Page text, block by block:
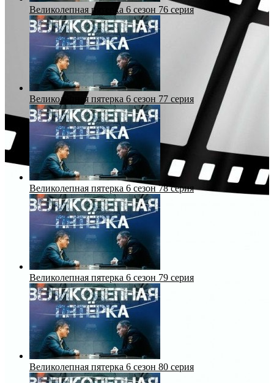
Великолепная пятерка 6 сезон 76 серия
Великолепная пятерка 6 сезон 77 серия
Великолепная пятерка 6 сезон 78 серия
Великолепная пятерка 6 сезон 79 серия
Великолепная пятерка 6 сезон 80 серия